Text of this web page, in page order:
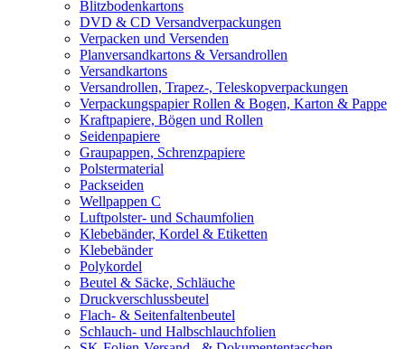
Blitzbodenkartons
DVD & CD Versandverpackungen
Verpacken und Versenden
Planversandkartons & Versandrollen
Versandkartons
Versandrollen, Trapez-, Teleskopverpackungen
Verpackungspapier Rollen & Bogen, Karton & Pappe
Kraftpapiere, Bögen und Rollen
Seidenpapiere
Graupappen, Schrenzpapiere
Polstermaterial
Packseiden
Wellpappen C
Luftpolster- und Schaumfolien
Klebebänder, Kordel & Etiketten
Klebebänder
Polykordel
Beutel & Säcke, Schläuche
Druckverschlussbeutel
Flach- & Seitenfaltenbeutel
Schlauch- und Halbschlauchfolien